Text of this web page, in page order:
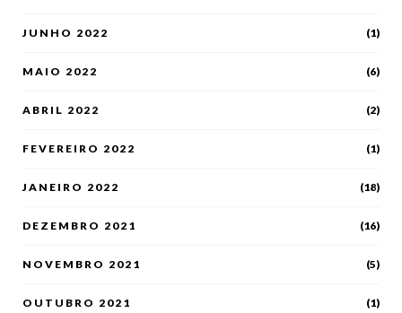
JUNHO 2022 (1)
MAIO 2022 (6)
ABRIL 2022 (2)
FEVEREIRO 2022 (1)
JANEIRO 2022 (18)
DEZEMBRO 2021 (16)
NOVEMBRO 2021 (5)
OUTUBRO 2021 (1)